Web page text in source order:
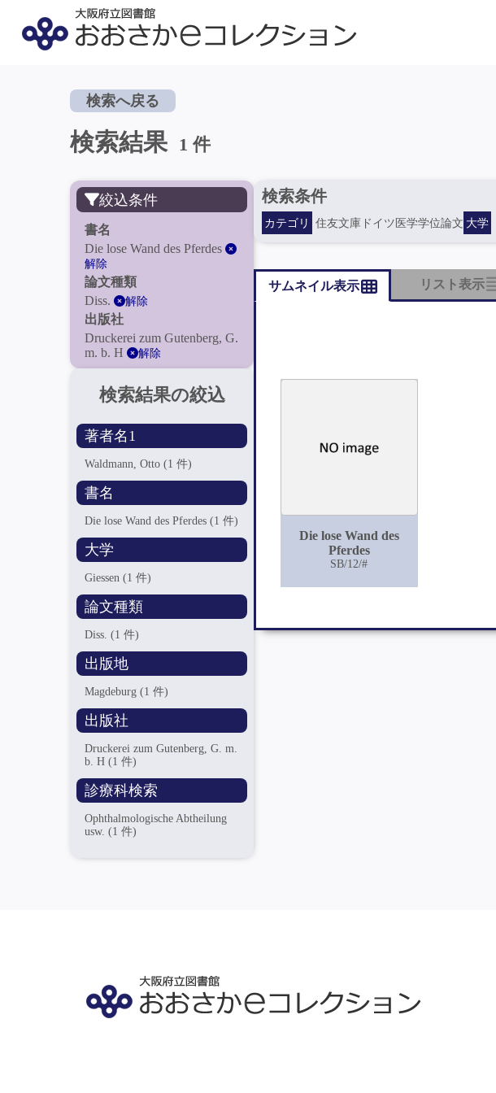
検索へ戻る
検索結果 1 件
絞込条件
書名
Die lose Wand des Pferdes
解除
論文種類
Diss.
解除
出版社
Druckerei zum Gutenberg, G.
m. b. H
解除
検索結果の絞込
著者名1
Waldmann, Otto(1 件)
書名
Die lose Wand des Pferdes(1 件)
大学
Giessen(1 件)
論文種類
Diss.(1 件)
出版地
Magdeburg(1 件)
出版社
Druckerei zum Gutenberg, G. m.
b. H(1 件)
診療科検索
Ophthalmologische Abtheilung
usw.(1 件)
検索条件
カテゴリ 住友文庫ドイツ医学学位論文 大学
サムネイル表示 リスト表示
Die lose Wand des
Pferdes
SB/12/#